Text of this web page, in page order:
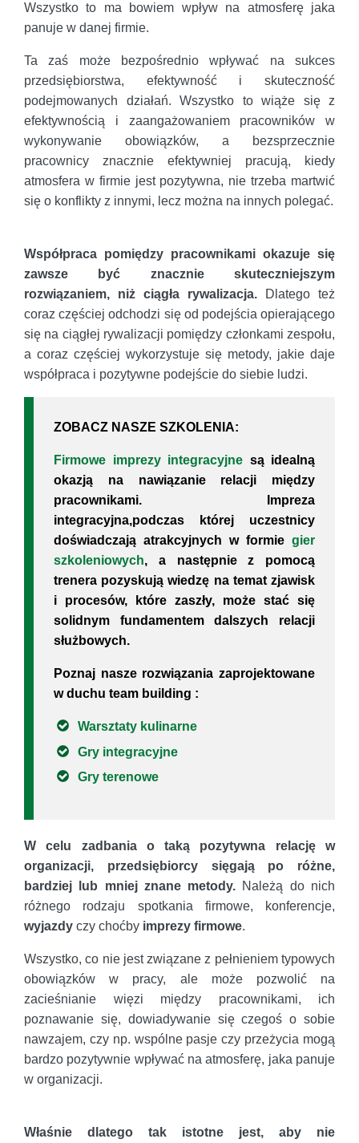
Wszystko to ma bowiem wpływ na atmosferę jaka
panuje w danej firmie.
Ta zaś może bezpośrednio wpływać na sukces
przedsiębiorstwa, efektywność i skuteczność
podejmowanych działań. Wszystko to wiąże się z
efektywnością i zaangażowaniem pracowników w
wykonywanie obowiązków, a bezsprzecznie
pracownicy znacznie efektywniej pracują, kiedy
atmosfera w firmie jest pozytywna, nie trzeba martwić
się o konflikty z innymi, lecz można na innych polegać.
Współpraca pomiędzy pracownikami okazuje się
zawsze być znacznie skuteczniejszym
rozwiązaniem, niż ciągła rywalizacja. Dlatego też
coraz częściej odchodzi się od podejścia opierającego
się na ciągłej rywalizacji pomiędzy członkami zespołu,
a coraz częściej wykorzystuje się metody, jakie daje
współpraca i pozytywne podejście do siebie ludzi.
ZOBACZ NASZE SZKOLENIA:
Firmowe imprezy integracyjne są idealną
okazją na nawiązanie relacji między
pracownikami.
Impreza
integracyjna,podczas której uczestnicy
doświadczają atrakcyjnych w formie gier
szkoleniowych, a następnie z pomocą
trenera pozyskują wiedzę na temat zjawisk
i procesów, które zaszły, może stać się
solidnym fundamentem dalszych relacji
służbowych.
Poznaj nasze rozwiązania zaprojektowane
w duchu team building :
Warsztaty kulinarne
Gry integracyjne
Gry terenowe
W celu zadbania o taką pozytywna relację w
organizacji, przedsiębiorcy sięgają po różne,
bardziej lub mniej znane metody. Należą do nich
różnego rodzaju spotkania firmowe, konferencje,
wyjazdy czy choćby imprezy firmowe.
Wszystko, co nie jest związane z pełnieniem typowych
obowiązków w pracy, ale może pozwolić na
zacieśnianie więzi między pracownikami, ich
poznawanie się, dowiadywanie się czegoś o sobie
nawzajem, czy np. wspólne pasje czy przeżycia mogą
bardzo pozytywnie wpływać na atmosferę, jaka panuje
w organizacji.
Właśnie dlatego tak istotne jest, aby nie